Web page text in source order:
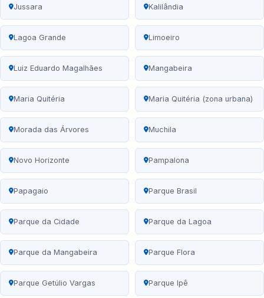
Jussara Kalilândia
Lagoa Grande Limoeiro
Luiz Eduardo Magalhães Mangabeira
Maria Quitéria Maria Quitéria (zona urbana)
Morada das Árvores Muchila
Novo Horizonte Pampalona
Papagaio Parque Brasil
Parque da Cidade Parque da Lagoa
Parque da Mangabeira Parque Flora
Parque Getúlio Vargas Parque Ipê